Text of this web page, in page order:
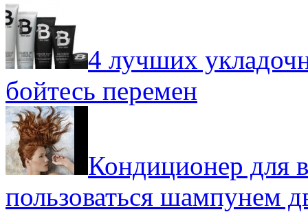
4 лучших
бойтесь перемен
Кондиционер для
пользоваться шампунем